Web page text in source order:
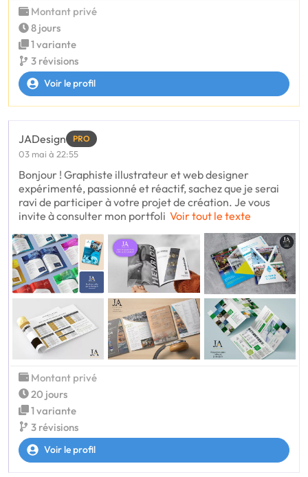
Montant privé
8 jours
1 variante
3 révisions
Voir le profil
JADesign PRO
03 mai à 22:55
Bonjour ! Graphiste illustrateur et web designer
expérimenté, passionné et réactif, sachez que je serai
ravi de participer à votre projet de création. Je vous
invite à consulter mon portfoli Voir tout le texte
Montant privé
20 jours
1 variante
3 révisions
Voir le profil